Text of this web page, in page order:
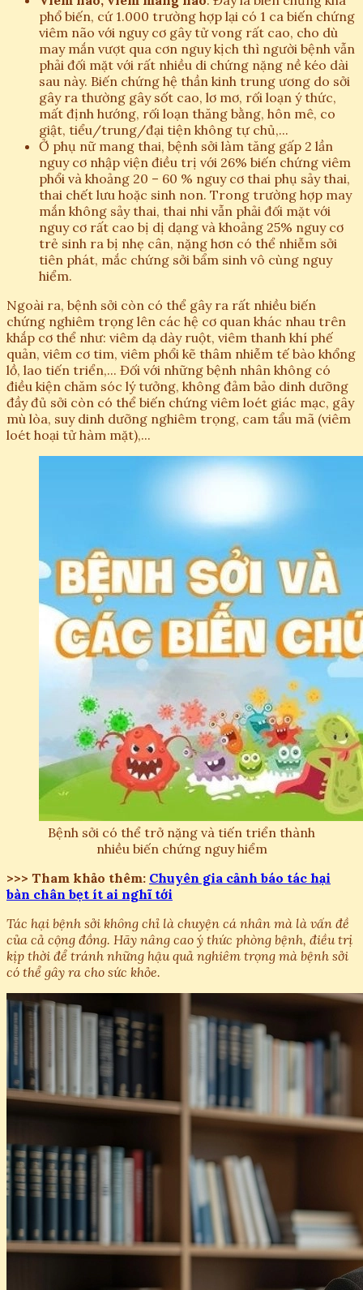
phổ biến, cứ 1.000 trường hợp lại có 1 ca biến chứng
viêm não với nguy cơ gây tử vong rất cao, cho dù
may mắn vượt qua cơn nguy kịch thì người bệnh vẫn
phải đối mặt với rất nhiều di chứng nặng nề kéo dài
sau này. Biến chứng hệ thần kinh trung ương do sởi
gây ra thường gây sốt cao, lơ mơ, rối loạn ý thức,
mất định hướng, rối loạn thăng bằng, hôn mê, co
giật, tiểu/trung/đại tiện không tự chủ,...
Ở phụ nữ mang thai, bệnh sởi làm tăng gấp 2 lần
nguy cơ nhập viện điều trị với 26% biến chứng viêm
phổi và khoảng 20 – 60 % nguy cơ thai phụ sảy thai,
thai chết lưu hoặc sinh non. Trong trường hợp may
mắn không sảy thai, thai nhi vẫn phải đối mặt với
nguy cơ rất cao bị dị dạng và khoảng 25% nguy cơ
trẻ sinh ra bị nhẹ cân, nặng hơn có thể nhiễm sởi
tiên phát, mắc chứng sởi bẩm sinh vô cùng nguy
hiểm.
Ngoài ra, bệnh sởi còn có thể gây ra rất nhiều biến
chứng nghiêm trọng lên các hệ cơ quan khác nhau trên
khắp cơ thể như: viêm dạ dày ruột, viêm thanh khí phế
quản, viêm cơ tim, viêm phổi kẽ thâm nhiễm tế bào khổng
lồ, lao tiến triển,... Đối với những bệnh nhân không có
điều kiện chăm sóc lý tưởng, không đảm bảo dinh dưỡng
đầy đủ sởi còn có thể biến chứng viêm loét giác mạc, gây
mù lòa, suy dinh dưỡng nghiêm trọng, cam tẩu mã (viêm
loét hoại tử hàm mặt),...
Bệnh sởi có thể trở nặng và tiến triển thành
nhiều biến chứng nguy hiểm
>>> Tham khảo thêm: Chuyên gia cảnh báo tác hại
bàn chân bẹt ít ai nghĩ tới
Tác hại bệnh sởi không chỉ là chuyện cá nhân mà là vấn đề
của cả cộng đồng. Hãy nâng cao ý thức phòng bệnh, điều trị
kịp thời để tránh những hậu quả nghiêm trọng mà bệnh sởi
có thể gây ra cho sức khỏe.